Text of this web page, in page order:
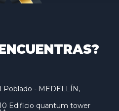
Poblado - MEDELLÍN,
Edificio quantum tower